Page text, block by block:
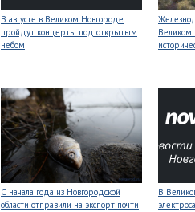
В августе в Великом Новгороде
пройдут концерты под открытым
небом
Великом
С начала года из Новгородской
области отправили на экспорт почти
В